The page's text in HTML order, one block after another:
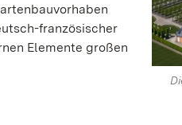
französischer
Elemente großen